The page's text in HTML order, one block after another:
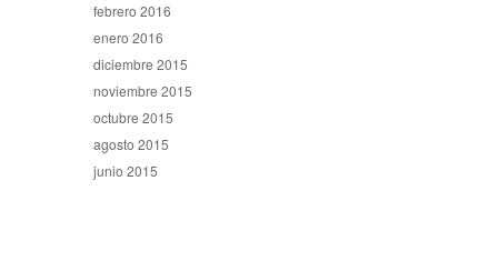
febrero 2016
enero 2016
diciembre 2015
noviembre 2015
octubre 2015
agosto 2015
junio 2015